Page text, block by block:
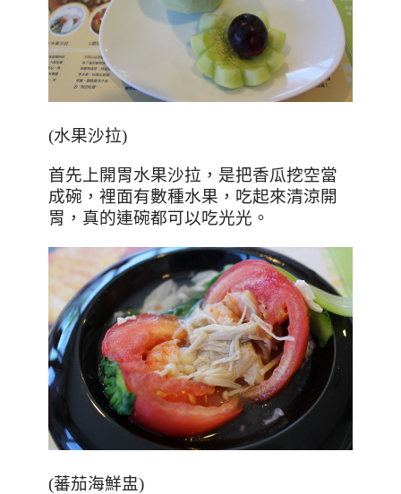
(水果沙拉)
首先上開胃水果沙拉，是把香瓜挖空當
成碗，裡面有數種水果，吃起來清涼開
胃，真的連碗都可以吃光光。
(蕃茄海鮮盅)